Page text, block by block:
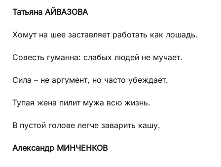
Татьяна АЙВАЗОВА
Хомут на шее заставляет работать как лошадь.
Совесть гуманна: слабых людей не мучает.
Сила – не аргумент, но часто убеждает.
Тупая жена пилит мужа всю жизнь.
В пустой голове легче заварить кашу.
Александр МИНЧЕНКОВ